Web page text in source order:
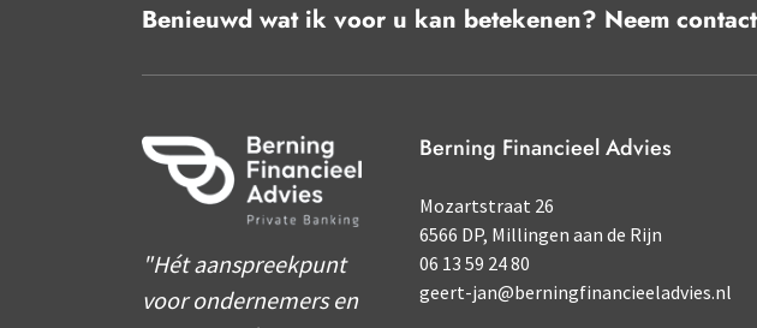
Benieuwd wat ik voor u kan betekenen? Neem
"Hét aanspreekpunt
voor ondernemers en
Berning Financieel Advies
Mozartstraat 26
6566 DP, Millingen aan de Rijn
06 13 59 24 80
geert-jan@berningfinancieeladvies.nl